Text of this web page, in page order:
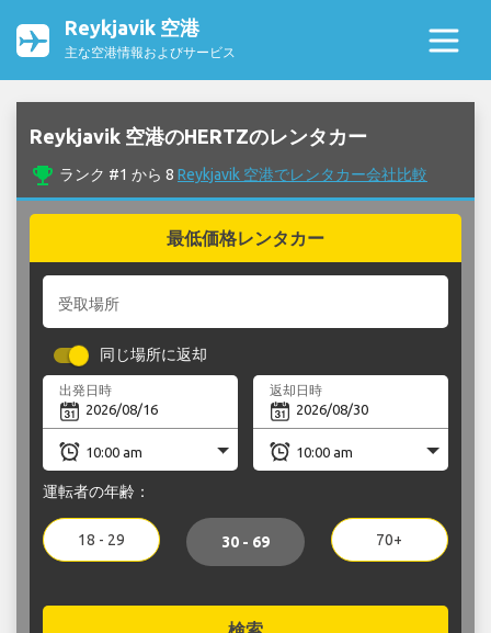
Reykjavik 空港
主な空港情報およびサービス
Reykjavik 空港のHERTZのレンタカー
emoji_events ランク #1 から 8 Reykjavik 空港でレンタカー会社比較
最低価格レンタカー
受取場所
同じ場所に返却
出発日時 返却日時
運転者の年齢：
18 - 29 30 - 69 70+